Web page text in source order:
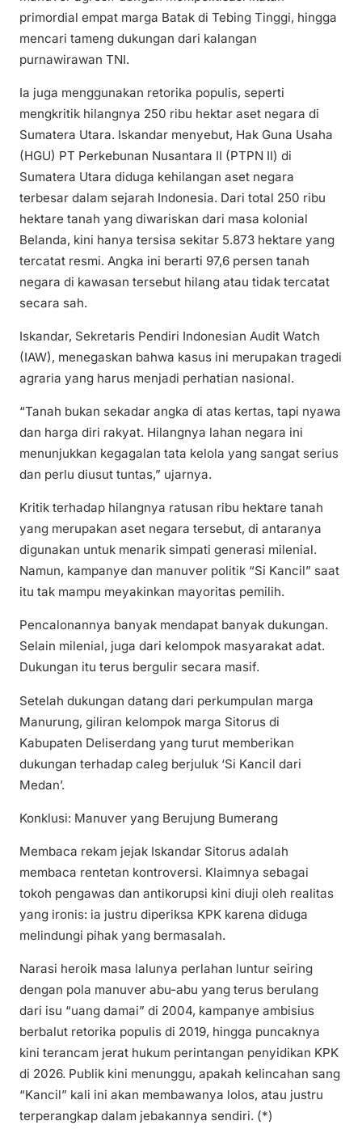
primordial empat marga Batak di Tebing Tinggi, hingga
mencari tameng dukungan dari kalangan
purnawirawan TNI.
Ia juga menggunakan retorika populis, seperti
mengkritik hilangnya 250 ribu hektar aset negara di
Sumatera Utara. Iskandar menyebut, Hak Guna Usaha
(HGU) PT Perkebunan Nusantara II (PTPN II) di
Sumatera Utara diduga kehilangan aset negara
terbesar dalam sejarah Indonesia. Dari total 250 ribu
hektare tanah yang diwariskan dari masa kolonial
Belanda, kini hanya tersisa sekitar 5.873 hektare yang
tercatat resmi. Angka ini berarti 97,6 persen tanah
negara di kawasan tersebut hilang atau tidak tercatat
secara sah.
Iskandar, Sekretaris Pendiri Indonesian Audit Watch
(IAW), menegaskan bahwa kasus ini merupakan tragedi
agraria yang harus menjadi perhatian nasional.
“Tanah bukan sekadar angka di atas kertas, tapi nyawa
dan harga diri rakyat. Hilangnya lahan negara ini
menunjukkan kegagalan tata kelola yang sangat serius
dan perlu diusut tuntas,” ujarnya.
Kritik terhadap hilangnya ratusan ribu hektare tanah
yang merupakan aset negara tersebut, di antaranya
digunakan untuk menarik simpati generasi milenial.
Namun, kampanye dan manuver politik “Si Kancil” saat
itu tak mampu meyakinkan mayoritas pemilih.
Pencalonannya banyak mendapat banyak dukungan.
Selain milenial, juga dari kelompok masyarakat adat.
Dukungan itu terus bergulir secara masif.
Setelah dukungan datang dari perkumpulan marga
Manurung, giliran kelompok marga Sitorus di
Kabupaten Deliserdang yang turut memberikan
dukungan terhadap caleg berjuluk ‘Si Kancil dari
Medan’.
Konklusi: Manuver yang Berujung Bumerang
Membaca rekam jejak Iskandar Sitorus adalah
membaca rentetan kontroversi. Klaimnya sebagai
tokoh pengawas dan antikorupsi kini diuji oleh realitas
yang ironis: ia justru diperiksa KPK karena diduga
melindungi pihak yang bermasalah.
Narasi heroik masa lalunya perlahan luntur seiring
dengan pola manuver abu-abu yang terus berulang
dari isu “uang damai” di 2004, kampanye ambisius
berbalut retorika populis di 2019, hingga puncaknya
kini terancam jerat hukum perintangan penyidikan KPK
di 2026. Publik kini menunggu, apakah kelincahan sang
“Kancil” kali ini akan membawanya lolos, atau justru
terperangkap dalam jebakannya sendiri. (*)